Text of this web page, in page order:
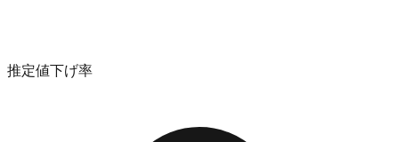
推定値下げ率